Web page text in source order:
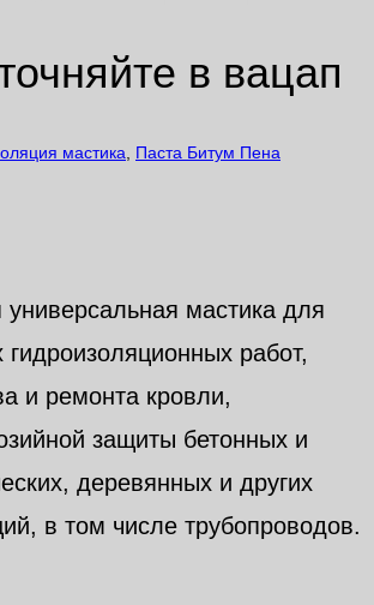
в вацап
мастика Паста Битум Пена
универсальная мастика для
работ,
и ремонта кровли,
защиты бетонных и
деревянных и других
в том числе трубопроводов.